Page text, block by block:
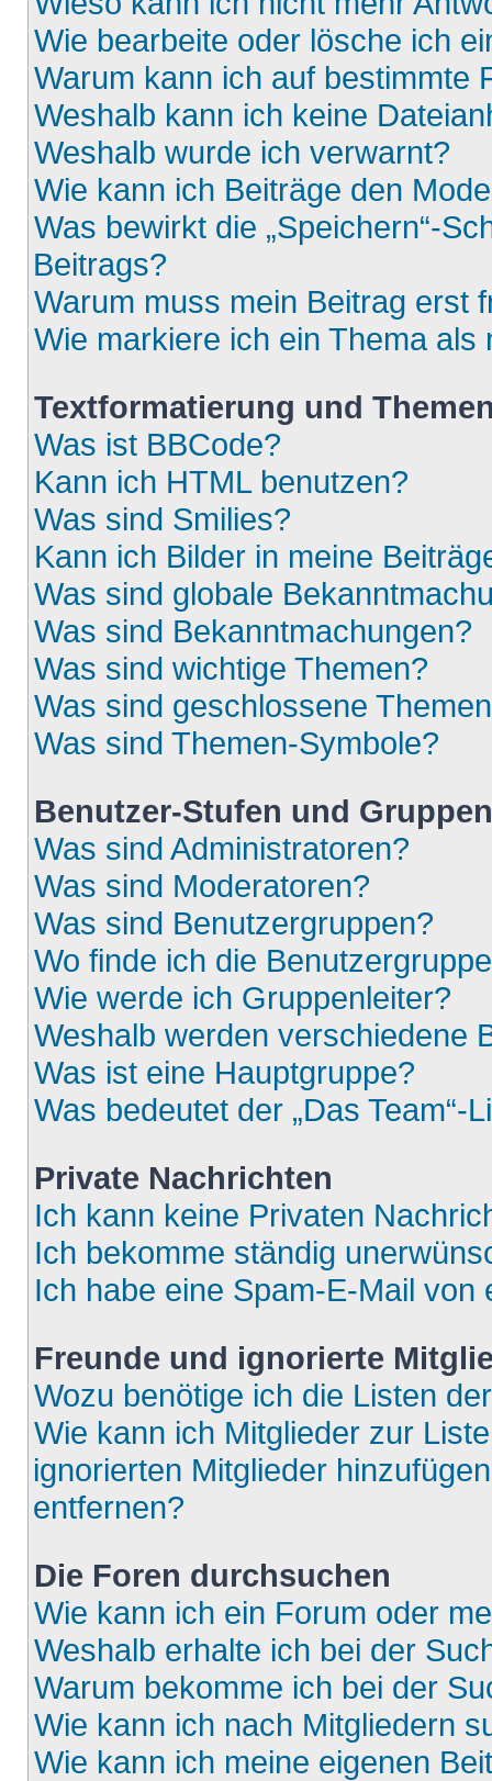
Wie bearbeite oder lösche ich
Warum kann ich auf bestimmte
Weshalb kann ich keine
Weshalb wurde ich verwarnt?
Wie kann ich Beiträge den
Was bewirkt die „Speichern“-
Beitrags?
Warum muss mein Beitrag erst
Wie markiere ich ein Thema als
Textformatierung und
Was ist BBCode?
Kann ich HTML benutzen?
Was sind Smilies?
Kann ich Bilder in meine
Was sind globale
Was sind Bekanntmachungen?
Was sind wichtige Themen?
Was sind geschlossene
Was sind Themen-Symbole?
Benutzer-Stufen und Gruppen
Was sind Administratoren?
Was sind Moderatoren?
Was sind Benutzergruppen?
Wo finde ich die
Wie werde ich Gruppenleiter?
Weshalb werden verschiedene
Was ist eine Hauptgruppe?
Was bedeutet der „Das Team“-
Private Nachrichten
Ich kann keine Privaten
Ich bekomme ständig
Ich habe eine Spam-E-Mail
Freunde und ignorierte
Wozu benötige ich die Listen
Wie kann ich Mitglieder zur
ignorierten Mitglieder
entfernen?
Die Foren durchsuchen
Wie kann ich ein Forum oder
Weshalb erhalte ich bei der
Warum bekomme ich bei der
Wie kann ich nach Mitgliedern
Wie kann ich meine eigenen